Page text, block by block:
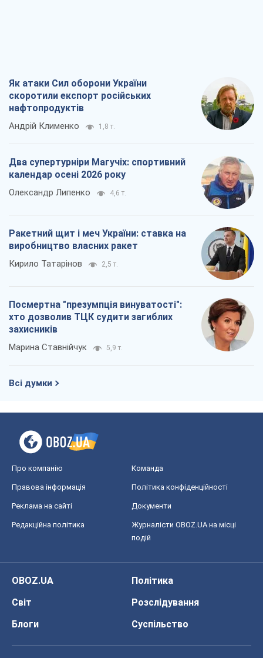
Як атаки Сил оборони України
скоротили експорт російських
нафтопродуктів
Андрій Клименко 1,8 т.
Два супертурніри Магучіх: спортивний
календар осені 2026 року
Олександр Липенко 4,6 т.
Ракетний щит і меч України: ставка на
виробництво власних ракет
Кирило Татарінов 2,5 т.
Посмертна "презумпція винуватості":
хто дозволив ТЦК судити загиблих
захисників
Марина Ставнійчук 5,9 т.
Всі думки
Про компанію Команда
Правова інформація Політика конфіденційності
Реклама на сайті Документи
Редакційна політика
Журналісти OBOZ.UA на місці
подій
OBOZ.UA
Політика
Світ
Розслідування
Блоги
Суспільство